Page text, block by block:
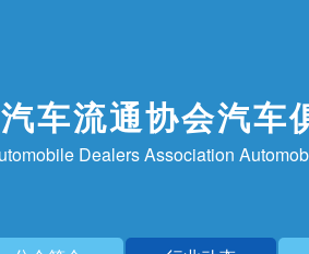
车流通协会汽车
Dealers Association